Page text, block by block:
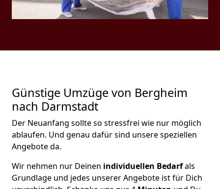
Günstige Umzüge von Bergheim
nach Darmstadt
Der Neuanfang sollte so stressfrei wie nur möglich
ablaufen. Und genau dafür sind unsere speziellen
Angebote da.
Wir nehmen nur Deinen individuellen Bedarfals
Grundlage und jedes unserer Angebote ist für Dich